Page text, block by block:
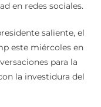
en redes sociales.
saliente, el
este miércoles en
para la
la investidura del